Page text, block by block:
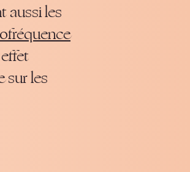
aussi les
sur les